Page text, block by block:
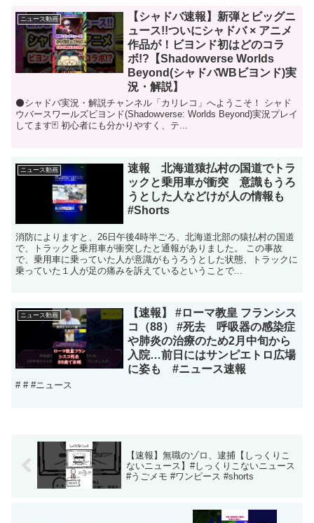
ニュース動画
【シャドバ速報】新弾とビッグニ
ュース!!ついにシャドバ × アニメ
作品が！ビヨンド初はどのコラ
ボ!?【Shadowverse Worlds
Beyond(シャドバWBビヨンド)実
況・解説】
⚫️シャドバ実況・解説チャンネル「カリレコ」へようこそ！ シャド
ウバースワールズビヨンド(Shadowverse: Worlds Beyond)実況プレイ
してます🃏 初心者にも分かりやすく、テ...
ニュース動画
速報 北海道猿払村の国道でトラ
ックと乗用車が衝突 意識もうろ
うとした人などけが人の情報も
#Shorts
消防によりますと、26日午後4時半ごろ、北海道北部の猿払村の国道
で、トラックと乗用車が衝突したと通報がありました。 この事故
で、乗用車に乗っていた人が意識がもうろうとした状態、トラックに
乗っていた１人が足の痛みを訴えているということで...
ニュース動画
【速報】 #ローマ教皇 フランシス
コ（88） #死去 呼吸器の感染症
や肺炎の治療のため2月中旬から
入院…前日にはサンピエトロ広場
に姿も #ニュース速報
# # #ニュース
【速報】無職のゾロ、逮捕【しっくりこ
ないニュース】#しっくりこないニュース
#うごメモ #ワンピース #shorts